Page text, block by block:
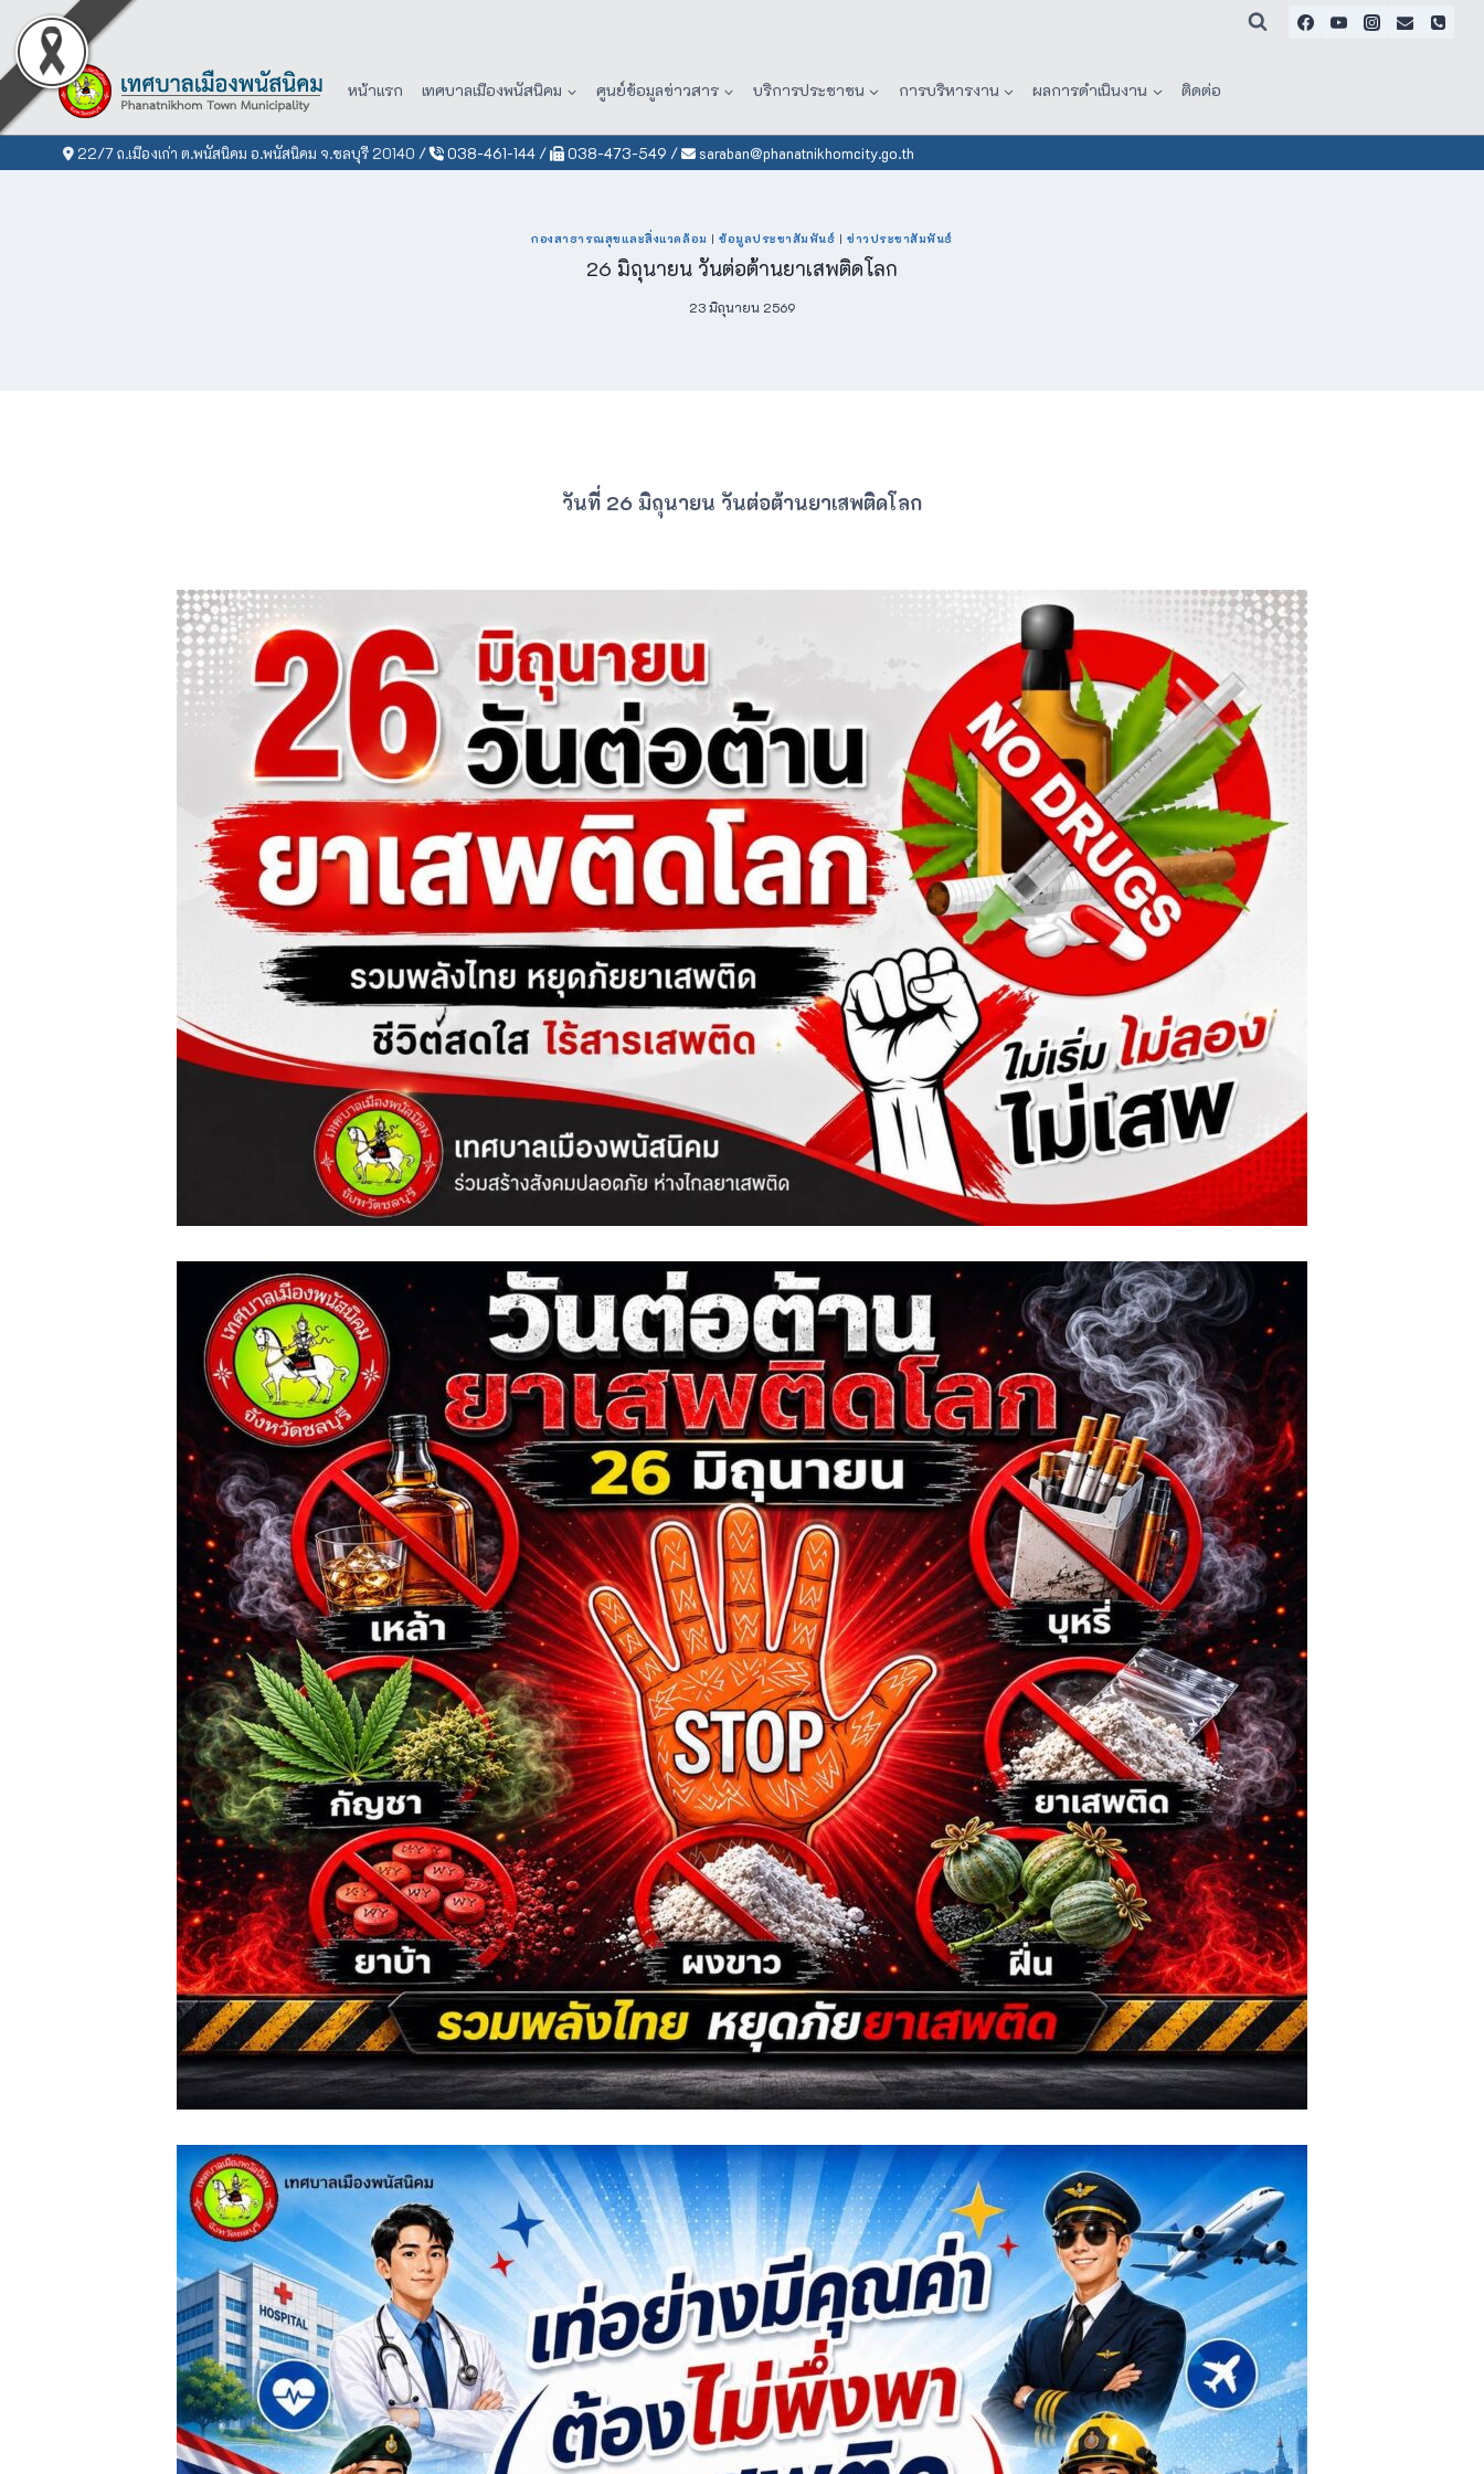
content
หน้าแรก เทศบาลเมืองพนัสนิคม ศูนย์ข้อมูลข่าวสาร บริการประชาชน การบริหารงาน ผลการดำเนินงาน ติดต่อ
22/7 ถ.เมืองเก่า ต.พนัสนิคม อ.พนัสนิคม จ.ชลบุรี 20140 / 038-461-144 / 038-473-549 / saraban@phanatnikhomcity.go.th
กองสาธารณสุขและสิ่งแวดล้อม |ข้อมูลประชาสัมพันธ์ |ข่าวประชาสัมพันธ์
26 มิถุนายน วันต่อต้านยาเสพติดโลก
23 มิถุนายน 2569
วันที่ 26 มิถุนายน วันต่อต้านยาเสพติดโลก